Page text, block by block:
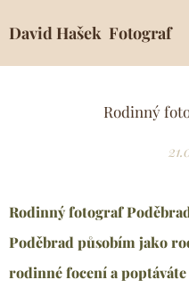
David Hašek Fotograf
Rodinný
Rodinný fotograf
Poděbrad působím jako
rodinné focení a